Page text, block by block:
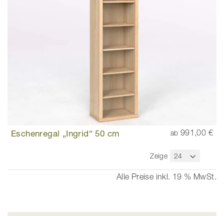
Eschenregal „Ingrid“ 50 cm ab 991,00 €
Zeige
Alle Preise inkl. 19 % MwSt.